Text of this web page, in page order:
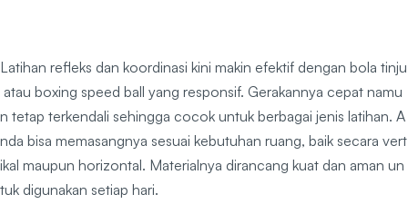
Latihan refleks dan koordinasi kini makin efektif dengan bola tinju
atau boxing speed ball yang responsif. Gerakannya cepat namu
n tetap terkendali sehingga cocok untuk berbagai jenis latihan. A
nda bisa memasangnya sesuai kebutuhan ruang, baik secara vert
ikal maupun horizontal. Materialnya dirancang kuat dan aman un
tuk digunakan setiap hari.